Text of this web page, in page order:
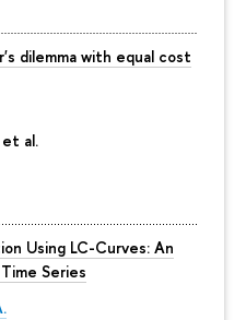
dilemma with equal cost
et al.
Using LC-Curves: An
Series